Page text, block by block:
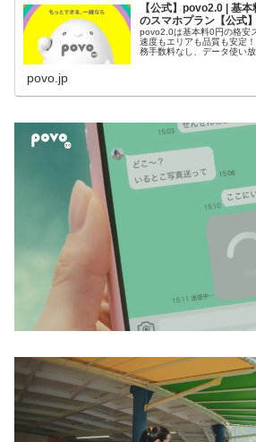
【公式】povo2.0 | 基
のスマホプラン【公式
povo2.0は基本料0円の格安
速度もエリアも品質も安定
務手数料なし、データ使い
povo.jp